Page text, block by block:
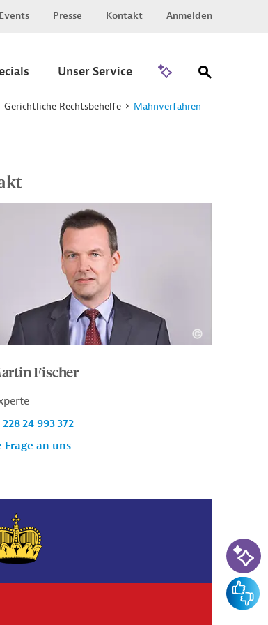
Events Presse Kontakt Anmelden
Unser Service
Gerichtliche Rechtsbehelfe Mahnverfahren
Fischer
24 993 372
Frage an uns
KI-